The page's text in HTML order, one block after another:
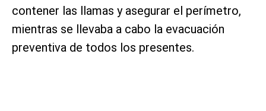
contener las llamas y asegurar el perímetro,
mientras se llevaba a cabo la evacuación
preventiva de todos los presentes.